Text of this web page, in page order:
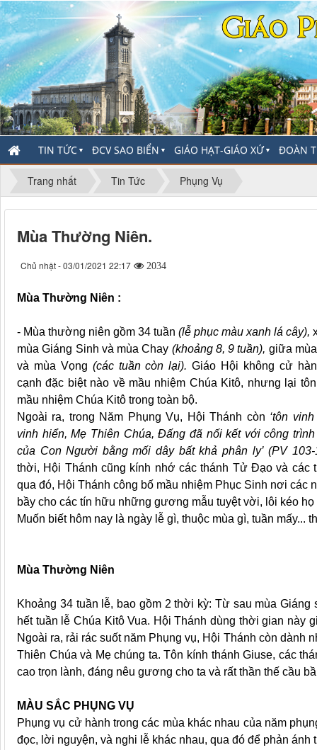
TIN TỨC ▼ ĐCV SAO BIỂN ▼ GIÁO HẠT-GIÁO XỨ▼ ĐOÀN
Trang nhất Tin Tức Phụng Vụ
Mùa Thường Niên.
Chủ nhật - 03/01/2021 22:17 2034
Mùa Thường Niên :
- Mùa thường niên gồm 34 tuần(lễ phục màu xanh lá cây),
mùa Giáng Sinh và mùa Chay (khoảng 8, 9 tuần), giữa
và mùa Vọng (các tuần còn lại). Giáo Hội không cử
cạnh đặc biệt nào về mầu nhiệm Chúa Kitô, nhưng lại
mầu nhiệm Chúa Kitô trong toàn bộ.
Ngoài ra, trong Năm Phụng Vụ, Hội Thánh còn ‘tôn
vinh hiển, Mẹ Thiên Chúa, Đấng đã nối kết với công
của Con Người bằng mối dây bất khả phân ly’(PV 103-
thời, Hội Thánh cũng kính nhớ các thánh Tử Đạo và các
qua đó, Hội Thánh công bố mầu nhiệm Phục Sinh nơi các
bầy cho các tín hữu những gương mẫu tuyệt vời, lôi kéo
Muốn biết hôm nay là ngày lễ gì, thuộc mùa gì, tuần mấy...
Mùa Thường Niên
Khoảng 34 tuần lễ, bao gồm 2 thời kỳ: Từ sau mùa
hết tuần lễ Chúa Kitô Vua. Hội Thánh dùng thời gian này
Ngoài ra, rải rác suốt năm Phụng vụ, Hội Thánh còn dành
Thiên Chúa và Mẹ chúng ta. Tôn kính thánh Giuse, các
cao trọn lành, đáng nêu gương cho ta và rất thần thế cầu
MÀU SẮC PHỤNG VỤ
Phụng vụ cử hành trong các mùa khác nhau của năm
đọc, lời nguyện, và nghi lễ khác nhau, qua đó để phản